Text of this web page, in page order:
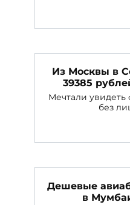
Из Москвы в
39385
Мечтали увидеть
без
Дешевые
в